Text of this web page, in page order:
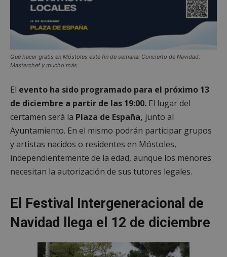
Qué hacer gratis en Móstoles este fin de semana: Concierto de Navidad,
Masterchef y mucho más
El evento ha sido programado para el próximo 13
de diciembre a partir de las 19:00. El lugar del
certamen será la Plaza de España, junto al
Ayuntamiento. En el mismo podrán participar grupos
y artistas nacidos o residentes en Móstoles,
independientemente de la edad, aunque los menores
necesitan la autorización de sus tutores legales.
El Festival Intergeneracional de
Navidad llega el 12 de diciembre